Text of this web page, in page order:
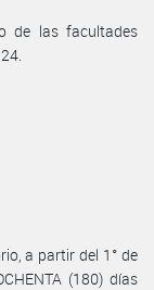
de las facultades
a partir del 1° de
(180) días